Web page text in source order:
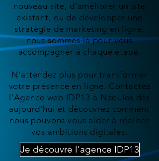
nouveau site, d'améliorer un site
existant, ou de développer une
stratégie de marketing en ligne,
nous sommes là pour vous
accompagner à chaque étape.
N'attendez plus pour transformer
votre présence en ligne. Contactez
l'Agence web IDP13 à Néoules dès
aujourd'hui et découvrez comment
nous pouvons vous aider à réaliser
vos ambitions digitales.
Je découvre l'agence IDP13